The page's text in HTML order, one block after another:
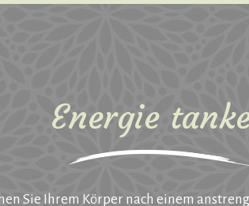
Energie
Sie Ihrem Körper nach einem